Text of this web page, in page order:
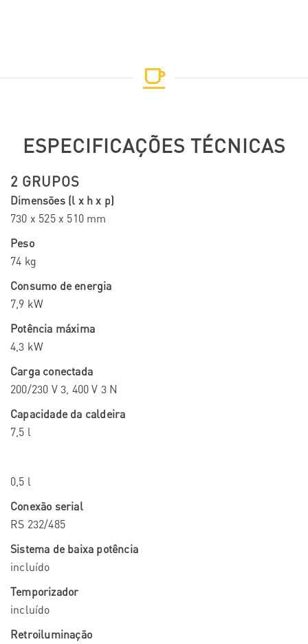
ESPECIFICAÇÕES TÉCNICAS
2 GRUPOS
Dimensões (l x h x p)
730 x 525 x 510 mm
Peso
74 kg
Consumo de energia
7,9 kW
Potência máxima
4,3 kW
Carga conectada
200/230 V 3, 400 V 3 N
Capacidade da caldeira
7,5 l
0,5 l
Conexão serial
RS 232/485
Sistema de baixa potência
incluído
Temporizador
incluído
Retroiluminação